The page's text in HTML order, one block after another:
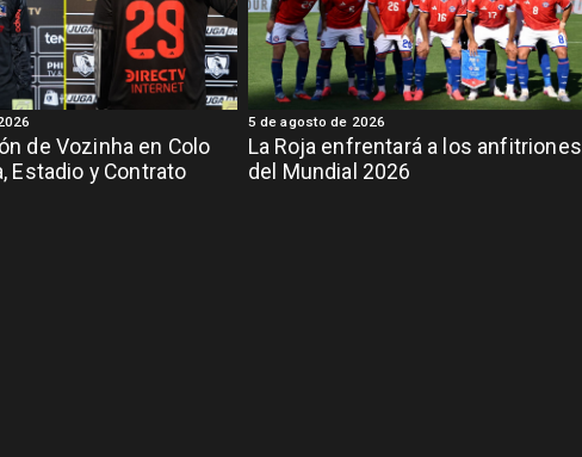
de Vozinha en Colo
Estadio y Contrato
La Roja enfrentará a los anfitriones
del Mundial 2026
5 de agosto de 2026